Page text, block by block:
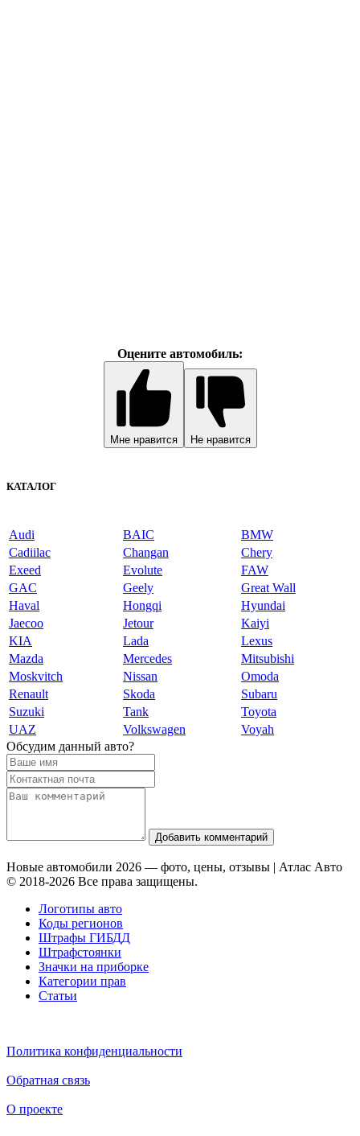
Оцените автомобиль:
Мне нравится Не нравится
КАТАЛОГ
Audi BAIC
BMW
Cadiilac
Changan
Chery
Exeed
Evolute
FAW
GAC
Geely
Great Wall
Haval
Hongqi
Hyundai
Jaecoo
Jetour
Kaiyi
KIA
Lada
Lexus
Mazda
Mercedes
Mitsubishi
Moskvitch
Nissan
Omoda
Renault
Skoda
Subaru
Suzuki
Tank
Toyota
UAZ
Volkswagen
Voyah
Обсудим данный авто?
Добавить комментарий
Новые автомобили 2026 — фото, цены, отзывы | Атлас Авто
© 2018-2026 Все права защищены.
Логотипы авто
Коды регионов
Штрафы ГИБДД
Штрафстоянки
Значки на приборке
Категории прав
Статьи
Политика конфиденциальности
Обратная связь
О проекте